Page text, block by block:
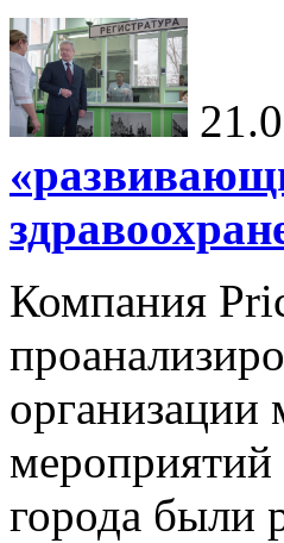
Компания
мероприятий
города были